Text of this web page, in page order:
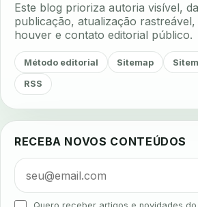
aerossois agenda agenda
agenda inteligente agenda
agendamento agendamento digital
agendamento inteligente
algometria alinhadores alta
alta rotacao
analgesia analgesia digital
Este blog prioriza autoria visível,
publicação, atualização rastreável,
houver e contato editorial público.
Método editorial Sitemap
RSS
RECEBA NOVOS CONTEÚDOS